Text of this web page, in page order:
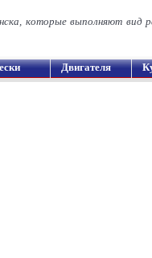
которые выполняют вид
Двигателя